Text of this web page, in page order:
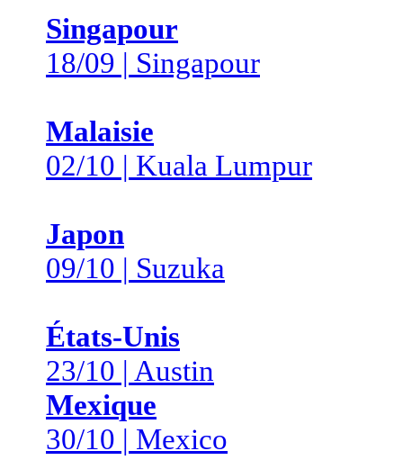
Singapour
18/09 | Singapour
Malaisie
02/10 | Kuala Lumpur
Japon
09/10 | Suzuka
États-Unis
23/10 | Austin
Mexique
30/10 | Mexico